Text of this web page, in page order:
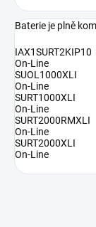
Baterie je plně
IAX1SURT2KIP10
On-Line
SUOL1000XLI
On-Line
SURT1000XLI
On-Line
SURT2000RMXLI
On-Line
SURT2000XLI
On-Line